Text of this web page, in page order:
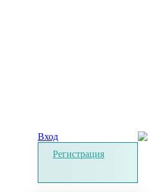
Вход
Регистрация